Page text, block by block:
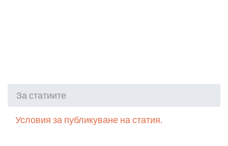
За статиите
Условия за публикуване на статия.